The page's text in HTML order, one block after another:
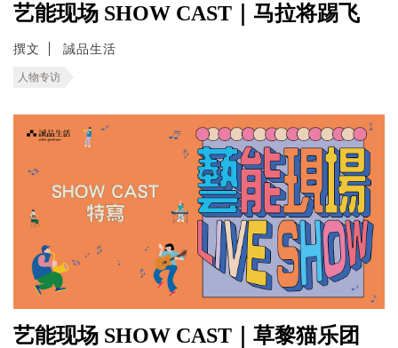
艺能现场 SHOW CAST｜马拉将踢飞
撰文 誠品生活
人物专访
艺能现场 SHOW CAST｜草黎猫乐团